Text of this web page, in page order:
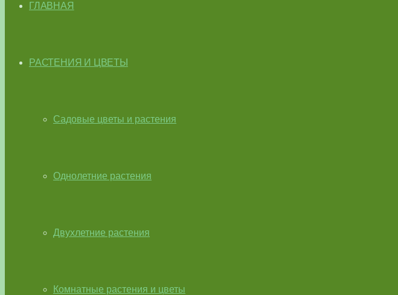
ГЛАВНАЯ
РАСТЕНИЯ И ЦВЕТЫ
Садовые цветы и растения
Однолетние растения
Двухлетние растения
Комнатные растения и цветы